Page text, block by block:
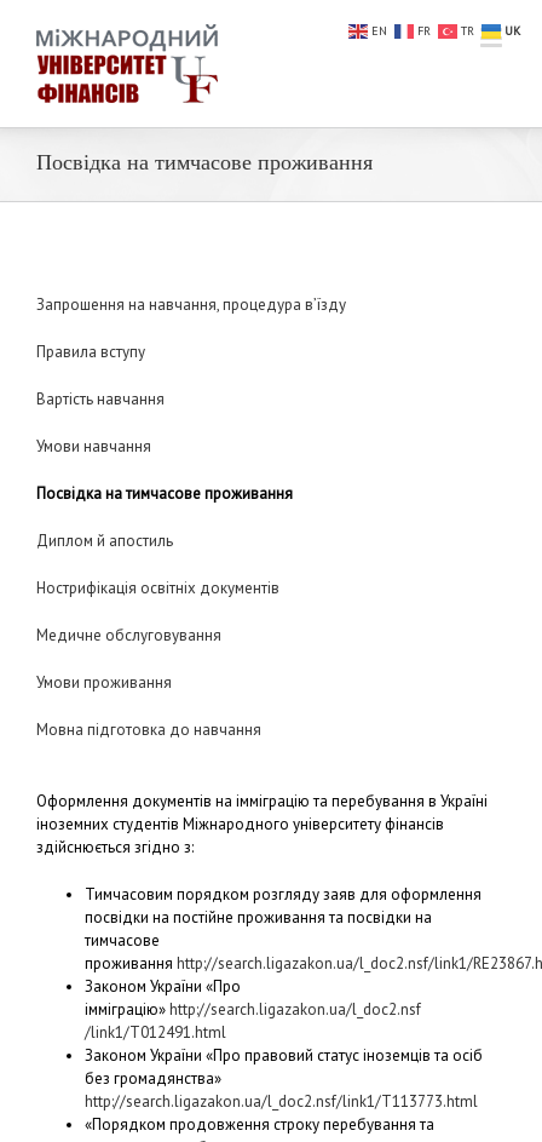
Посвідка на тимчасове проживання
Запрошення на навчання, процедура в’їзду
Правила вступу
Вартість навчання
Умови навчання
Посвідка на тимчасове проживання
Диплом й апостиль
Нострифікація освітніх документів
Медичне обслуговування
Умови проживання
Мовна підготовка до навчання
Оформлення документів на імміграцію та перебування в Україні
іноземних студентів Міжнародного університету фінансів
здійснюється згідно з:
Тимчасовим порядком розгляду заяв для оформлення
посвідки на постійне проживання та посвідки на
тимчасове
проживання http://search.ligazakon.ua/l_doc2.nsf/link1/
Законом України «Про
імміграцію»http://search.ligazakon.ua/l_doc2.nsf
/link1/T012491.html
Законом України «Про правовий статус іноземців та осіб
без громадянства»
http://search.ligazakon.ua/l_doc2.nsf/link1/T113773.html
«Порядком продовження строку перебування та
EN FR TR UK